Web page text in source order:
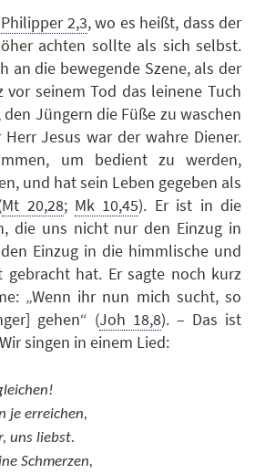
Philipper 2,3, wo es heißt, dass der
achten sollte als sich selbst.
an die bewegende Szene, als der
vor seinem Tod das leinene Tuch
Jüngern die Füße zu waschen
Herr Jesus war der wahre Diener.
um bedient zu werden,
und hat sein Leben gegeben als
Mt 20,28; Mk 10,45). Er ist in die
die uns nicht nur den Einzug in
Einzug in die himmlische und
gebracht hat. Er sagte noch kurz
„Wenn ihr nun mich sucht, so
gehen“ (Joh 18,8). – Das ist
singen in einem Lied:
je erreichen,
uns liebst.
Schmerzen,